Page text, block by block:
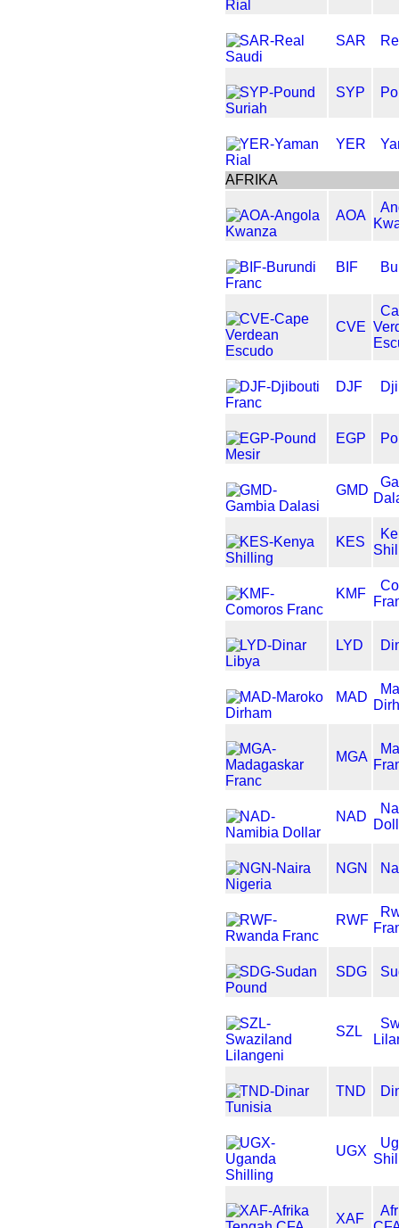
SAR
SYP
YER
AFRIKA
AOA
BIF
CVE
DJF
EGP
GMD
KES
KMF
LYD
MAD
MGA
NAD
NGN
RWF
SDG
SZL
TND
UGX
XAF